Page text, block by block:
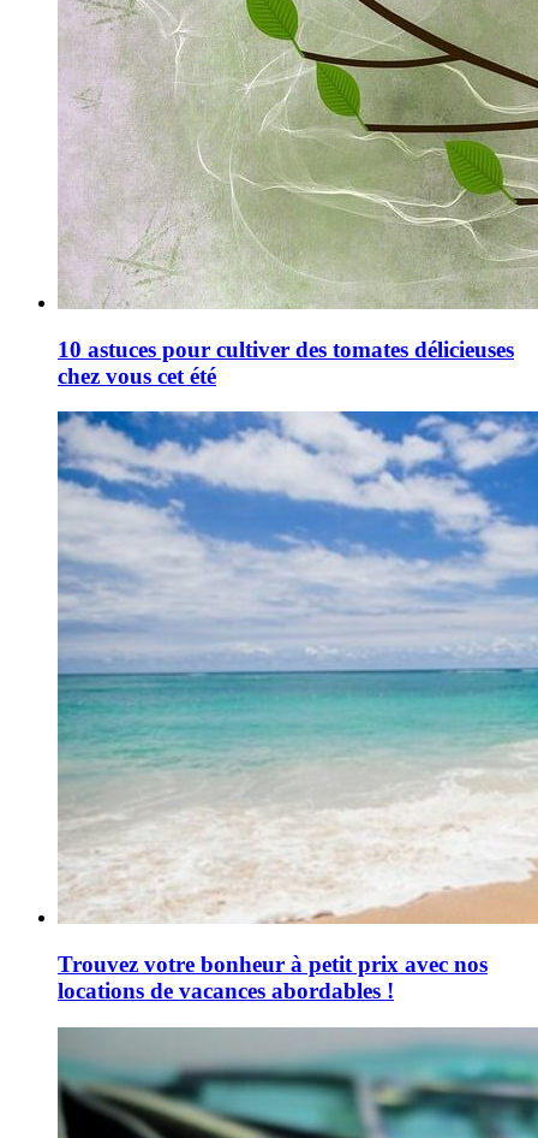
10 astuces pour cultiver des tomates délicieuses
chez vous cet été
Trouvez votre bonheur à petit prix avec nos
locations de vacances abordables !